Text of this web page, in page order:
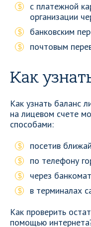
с платежной
организации
банковским
почтовым
Как
Как узнать баланс
на лицевом счете
способами:
посетив
по телефону
через
в терминалах
Как проверить
помощью